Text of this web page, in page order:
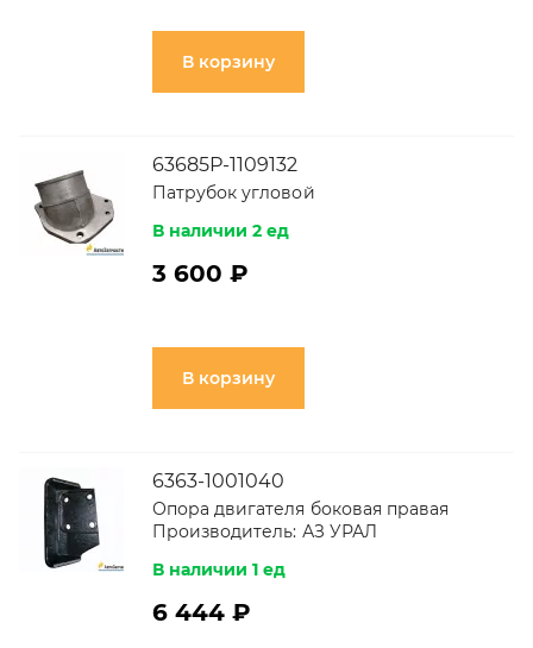
В корзину
63685Р-1109132
Патрубок угловой
В наличии 2 ед
3 600 ₽
В корзину
6363-1001040
Опора двигателя боковая правая
Производитель: АЗ УРАЛ
В наличии 1 ед
6 444 ₽